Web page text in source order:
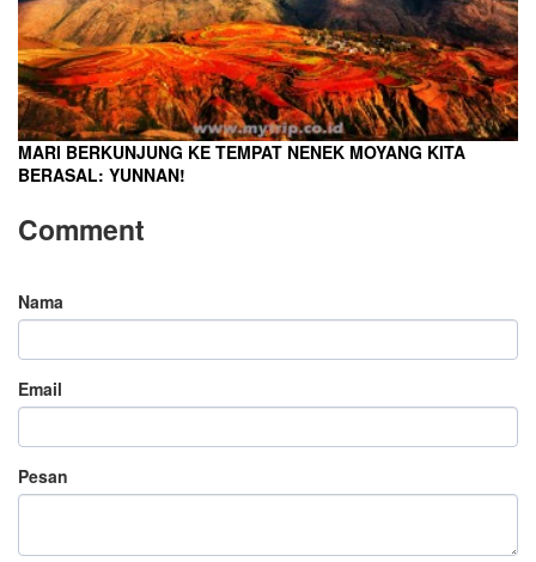
MARI BERKUNJUNG KE TEMPAT NENEK MOYANG KITA
BERASAL: YUNNAN!
Comment
Nama
Email
Pesan